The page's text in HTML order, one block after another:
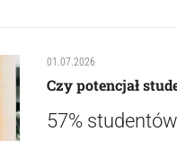
01.07.2026
Czy potencjał
57%